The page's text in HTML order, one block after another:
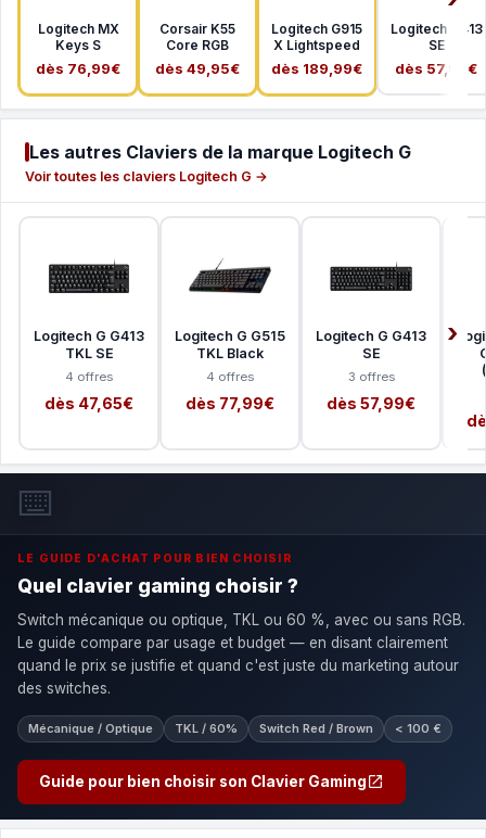
Logitech MX
Keys S
dès 76,99€
Corsair K55
Core RGB
dès 49,95€
Logitech G915
X Lightspeed
dès 189,99€
Logitech G413
SE
dès 57,99€
Les autres Claviers de la marque Logitech G
Voir toutes les claviers Logitech G →
Logitech G G413
TKL SE
4 offres
dès 47,65€
Logitech G G515
TKL Black
4 offres
dès 77,99€
Logitech G G413
SE
3 offres
dès 57,99€
⌨️
LE GUIDE D'ACHAT POUR BIEN CHOISIR
Quel clavier gaming choisir ?
Switch mécanique ou optique, TKL ou 60 %, avec ou sans RGB.
Le guide compare par usage et budget — en disant clairement
quand le prix se justifie et quand c'est juste du marketing autour
des switches.
Mécanique / Optique TKL / 60% Switch Red / Brown < 100 €
Guide pour bien choisir son Clavier Gaming